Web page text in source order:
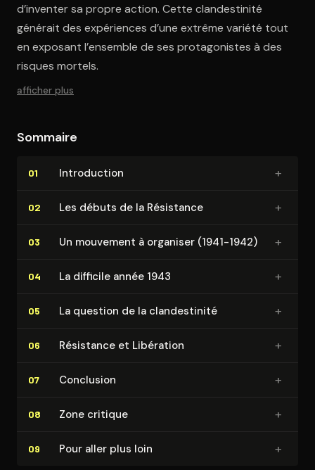
d’inventer sa propre action. Cette clandestinité
générait des expériences d’une extrême variété tout
en exposant l’ensemble de ses protagonistes à des
risques mortels.
afficher plus
Sommaire
01 In­tro­duc­tion +
02 Les débuts de la Résistance +
03 Un mouvement à organiser (1941-1942) +
04 La difficile année 1943 +
05 La question de la clan­des­ti­ni­té +
06 Résistance et Libération +
07 Conclusion +
08 Zone critique +
09 Pour aller plus loin +